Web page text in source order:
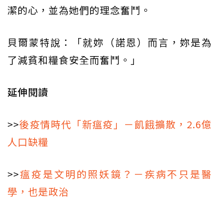
潔的心，並為她們的理念奮鬥。
貝爾蒙特說：「就妳（諾恩）而言，妳是為
了減貧和糧食安全而奮鬥。」
延伸閱讀
>>後疫情時代「新瘟疫」－飢餓擴散，2.6億
人口缺糧
>>瘟疫是文明的照妖鏡？－疾病不只是醫
學，也是政治